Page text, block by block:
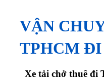
VẬN
TPHCM ĐI
Xe tải chở thuê đi